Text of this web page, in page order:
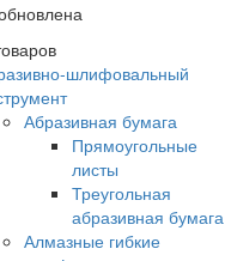
шлифовальный
Абразивная бумага
Прямоугольные
листы
Треугольная
абразивная бумага
Алмазные гибкие